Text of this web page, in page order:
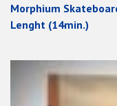
Morphium
Lenght (14min.)